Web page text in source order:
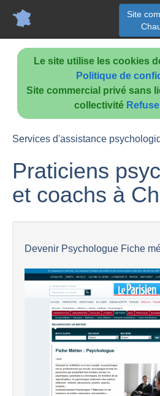
Le site utilise les cookies
Politique de
Site commercial privé sans
collectivité
Site
Services d'assistance
Praticiens
et coachs à
Devenir Psychologue Fiche